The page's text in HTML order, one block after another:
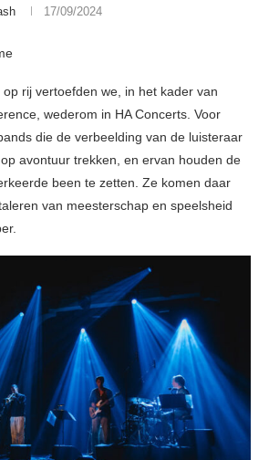
17/09/2024
rij vertoefden we, in het kader van
wederom in HA Concerts. Voor
die de verbeelding van de luisteraar
avontuur trekken, en ervan houden de
been te zetten. Ze komen daar
van meesterschap en speelsheid